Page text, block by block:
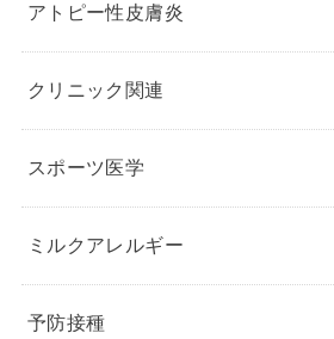
アトピー性皮膚炎
クリニック関連
スポーツ医学
ミルクアレルギー
予防接種